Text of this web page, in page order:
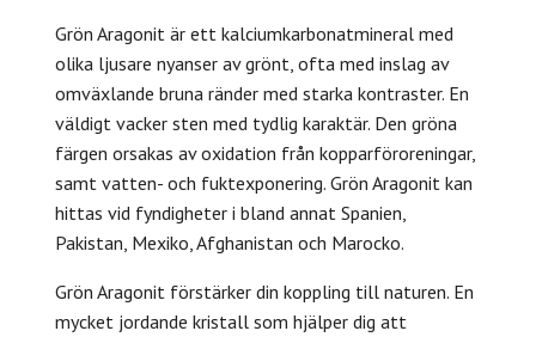
Grön Aragonit är ett kalciumkarbonatmineral med
olika ljusare nyanser av grönt, ofta med inslag av
omväxlande bruna ränder med starka kontraster. En
väldigt vacker sten med tydlig karaktär. Den gröna
färgen orsakas av oxidation från kopparföroreningar,
samt vatten- och fuktexponering. Grön Aragonit kan
hittas vid fyndigheter i bland annat Spanien,
Pakistan, Mexiko, Afghanistan och Marocko.
Grön Aragonit förstärker din koppling till naturen. En
mycket jordande kristall som hjälper dig att